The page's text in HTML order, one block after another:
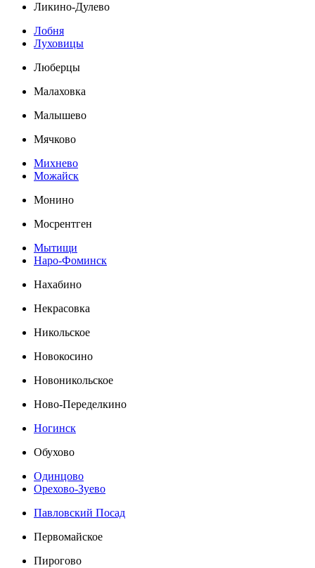
Ликино-Дулево
Лобня
Луховицы
Люберцы
Малаховка
Малышево
Мячково
Михнево
Можайск
Монино
Мосрентген
Мытищи
Наро-Фоминск
Нахабино
Некрасовка
Никольское
Новокосино
Новоникольское
Ново-Переделкино
Ногинск
Обухово
Одинцово
Орехово-Зуево
Павловский Посад
Первомайское
Пирогово